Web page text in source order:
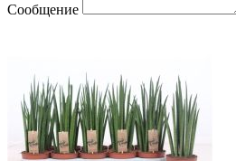
Сообщение